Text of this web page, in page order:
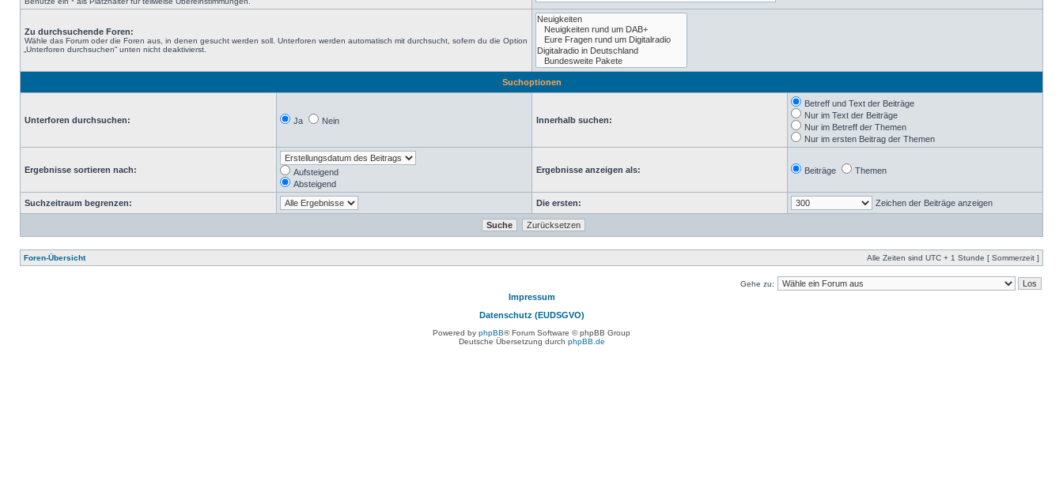
Zu durchsuchende Foren:
Wähle das Forum oder die Foren aus, in denen gesucht werden soll. Unterforen werden automatisch mit durchsucht, sofern du die Option
„Unterforen durchsuchen“ unten nicht deaktivierst.
Suchoptionen
Unterforen durchsuchen: Ja Nein Innerhalb suchen:
Betreff und Text der Beiträge
Nur im Text der Beiträge
Nur im Betreff der Themen
Nur im ersten Beitrag der Themen
Ergebnisse sortieren nach:
Aufsteigend
Absteigend
Ergebnisse anzeigen als: Beiträge Themen
Suchzeitraum begrenzen: Die ersten: Zeichen der Beiträge anzeigen
Foren-Übersicht Alle Zeiten sind UTC + 1 Stunde [ Sommerzeit ]
Gehe zu:
Impressum
Datenschutz (EUDSGVO)
Powered by phpBB® Forum Software © phpBB Group
Deutsche Übersetzung durch phpBB.de